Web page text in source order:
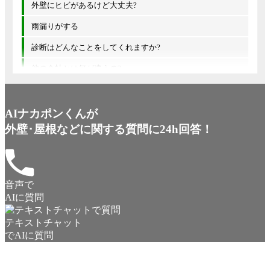
外壁にヒビがあるけど大丈夫?
雨漏りがする
診断はどんなことをしてくれますか?
他の会社とは何が違うの?
AIナカポンくんが
外壁･屋根などに関する質問に24h回答！
音声で
AIに質問
テキストチャット
でAIに質問